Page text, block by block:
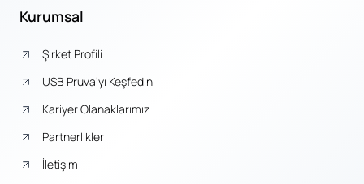
Kurumsal
Şirket Profili
USB Pruva’yı Keşfedin
Kariyer Olanaklarımız
Partnerlikler
İletişim